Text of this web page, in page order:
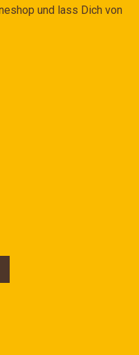
und lass Dich von